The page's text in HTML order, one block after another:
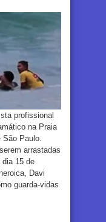
profissional
na Praia
São Paulo.
arrastadas
dia 15 de
Davi
guarda-vidas